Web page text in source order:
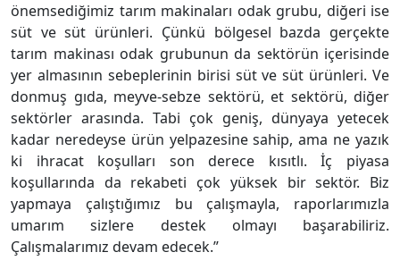
önemsediğimiz tarım makinaları odak grubu, diğeri ise
süt ve süt ürünleri. Çünkü bölgesel bazda gerçekte
tarım makinası odak grubunun da sektörün içerisinde
yer almasının sebeplerinin birisi süt ve süt ürünleri. Ve
donmuş gıda, meyve-sebze sektörü, et sektörü, diğer
sektörler arasında. Tabi çok geniş, dünyaya yetecek
kadar neredeyse ürün yelpazesine sahip, ama ne yazık
ki ihracat koşulları son derece kısıtlı. İç piyasa
koşullarında da rekabeti çok yüksek bir sektör. Biz
yapmaya çalıştığımız bu çalışmayla, raporlarımızla
umarım sizlere destek olmayı başarabiliriz.
Çalışmalarımız devam edecek.”